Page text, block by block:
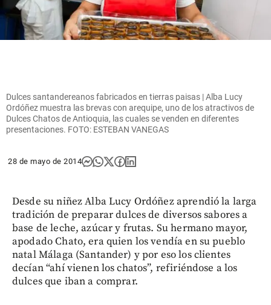
Dulces santandereanos fabricados en tierras paisas | Alba Lucy
Ordóñez muestra las brevas con arequipe, uno de los atractivos de
Dulces Chatos de Antioquia, las cuales se venden en diferentes
presentaciones. FOTO: ESTEBAN VANEGAS
28 de mayo de 2014
Desde su niñez Alba Lucy Ordóñez aprendió la larga
tradición de preparar dulces de diversos sabores a
base de leche, azúcar y frutas. Su hermano mayor,
apodado Chato, era quien los vendía en su pueblo
natal Málaga (Santander) y por eso los clientes
decían “ahí vienen los chatos”, refiriéndose a los
dulces que iban a comprar.